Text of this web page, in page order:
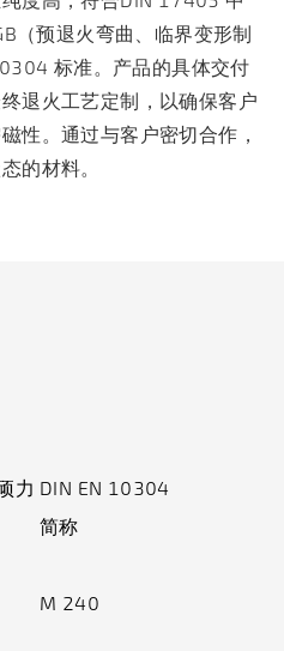
（预退火弯曲、临界变形制
标准。产品的具体交付
退火工艺定制，以确保客户
性。通过与客户密切合作，
的材料。
力 DIN EN 10304
简称
M 240